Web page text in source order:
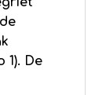
1). De